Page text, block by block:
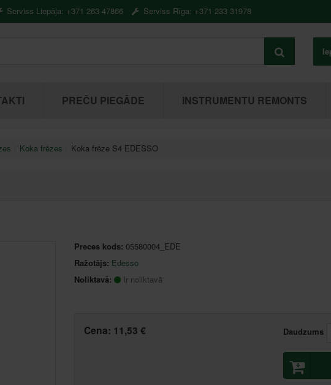
Serviss Liepāja: +371 263 47866 Serviss Rīga: +371 233 31978
PREČU PIEGĀDE INSTRUMENTU REMONTS
Koka frēzes Koka frēze S4 EDESSO
Preces kods: 05580004_EDE
Ražotājs: Edesso
Noliktavā:
Ir noliktavā
Cena: 11,53 € Daudzums